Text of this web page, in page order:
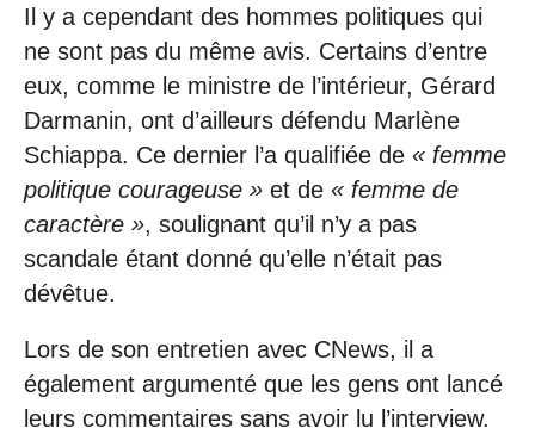
Il y a cependant des hommes politiques qui
ne sont pas du même avis. Certains d’entre
eux, comme le ministre de l’intérieur, Gérard
Darmanin, ont d’ailleurs défendu Marlène
Schiappa. Ce dernier l’a qualifiée de « femme
politique courageuse » et de « femme de
caractère », soulignant qu’il n’y a pas
scandale étant donné qu’elle n’était pas
dévêtue.
Lors de son entretien avec CNews, il a
également argumenté que les gens ont lancé
leurs commentaires sans avoir lu l’interview.